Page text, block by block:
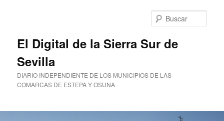
El Digital de la Sierra Sur de
Sevilla
DIARIO INDEPENDIENTE DE LOS MUNICIPIOS DE LAS
COMARCAS DE ESTEPA Y OSUNA